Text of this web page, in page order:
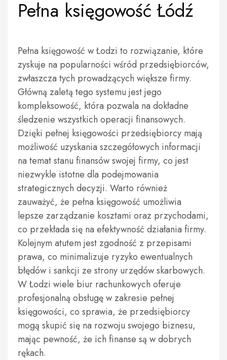
Pełna księgowość Łódź
Pełna księgowość w Łodzi to rozwiązanie, które
zyskuje na popularności wśród przedsiębiorców,
zwłaszcza tych prowadzących większe firmy.
Główną zaletą tego systemu jest jego
kompleksowość, która pozwala na dokładne
śledzenie wszystkich operacji finansowych.
Dzięki pełnej księgowości przedsiębiorcy mają
możliwość uzyskania szczegółowych informacji
na temat stanu finansów swojej firmy, co jest
niezwykle istotne dla podejmowania
strategicznych decyzji. Warto również
zauważyć, że pełna księgowość umożliwia
lepsze zarządzanie kosztami oraz przychodami,
co przekłada się na efektywność działania firmy.
Kolejnym atutem jest zgodność z przepisami
prawa, co minimalizuje ryzyko ewentualnych
błędów i sankcji ze strony urzędów skarbowych.
W Łodzi wiele biur rachunkowych oferuje
profesjonalną obsługę w zakresie pełnej
księgowości, co sprawia, że przedsiębiorcy
mogą skupić się na rozwoju swojego biznesu,
mając pewność, że ich finanse są w dobrych
rękach.